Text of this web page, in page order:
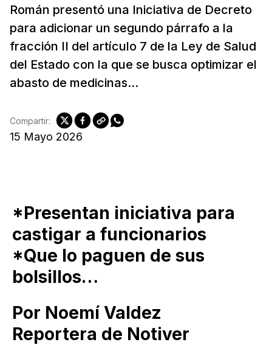
Román presentó una Iniciativa de Decreto
para adicionar un segundo párrafo a la
fracción II del artículo 7 de la Ley de Salud
del Estado con la que se busca optimizar el
abasto de medicinas...
15 Mayo 2026
Compartir:
*Presentan iniciativa para
castigar a funcionarios
*Que lo paguen de sus
bolsillos…
Por Noemí Valdez
Reportera de Notiver